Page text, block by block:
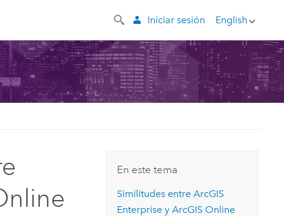
English
Iniciar sesión
En este tema
Similitudes entreArcGIS
Enterprise yArcGIS Online